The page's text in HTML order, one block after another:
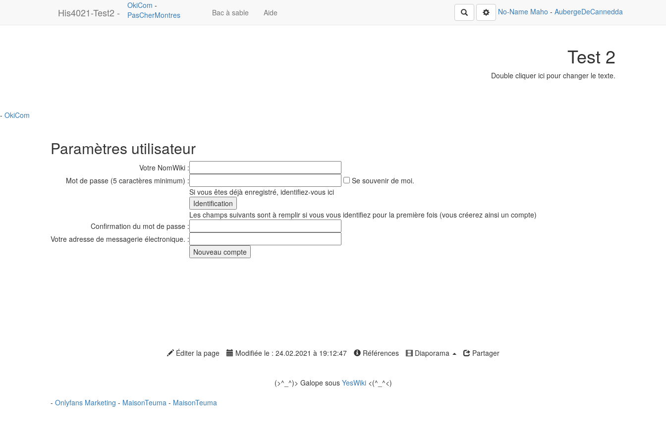
His4021-Test2 -
OkiCom -
PasCherMontres
Bac à sable Aide Rechercher No-Name Maho - AubergeDeCannedda
Test 2
Double cliquer ici pour changer le texte.
- OkiCom
Paramètres utilisateur
Votre NomWiki :
Mot de passe (5 caractères minimum) :
Se souvenir de moi.
Si vous êtes déjà enregistré, identifiez-vous ici
Les champs suivants sont à remplir si vous vous identifiez pour la première fois (vous créerez ainsi un compte)
Confirmation du mot de passe :
Votre adresse de messagerie électronique. :
Éditer la page Modifiée le : 24.02.2021 à 19:12:47 Références Diaporama Partager
(>^_^)> Galope sous YesWiki<(^_^<)
- Onlyfans Marketing - MaisonTeuma - MaisonTeuma